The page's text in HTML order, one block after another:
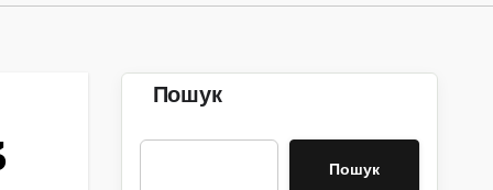
Пошук
Пошук